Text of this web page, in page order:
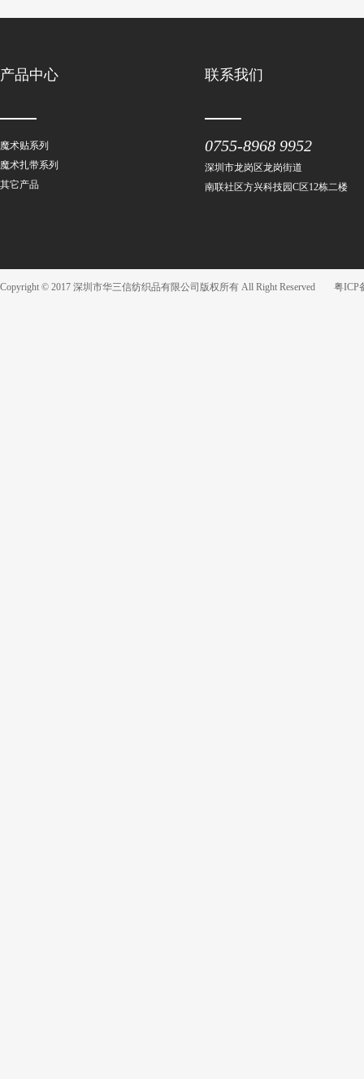
产品中心
魔术贴系列
魔术扎带系列
其它产品
联系我们
0755-8968 9952
深圳市龙岗区龙岗街道
南联社区方兴科技园C区12栋二楼
Copyright © 2017 深圳市华三信纺织品有限公司版权所有 All Right Reserved 粤ICP